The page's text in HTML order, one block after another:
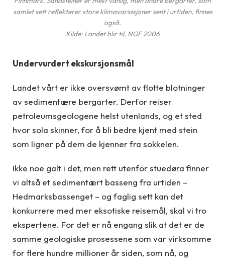
samlet sett reflekterer store klimavariasjoner sent i urtiden, finnes
også.
Kilde: Landet blir til, NGF 2006
Undervurdert ekskursjonsmål
Landet vårt er ikke oversvømt av flotte blotninger
av sedimentære bergarter. Derfor reiser
petroleumsgeologene helst utenlands, og et sted
hvor sola skinner, for å bli bedre kjent med stein
som ligner på dem de kjenner fra sokkelen.
Ikke noe galt i det, men rett utenfor stuedøra finner
vi altså et sedimentært basseng fra urtiden –
Hedmarksbassenget – og faglig sett kan det
konkurrere med mer eksotiske reisemål, skal vi tro
ekspertene. For det er nå engang slik at det er de
samme geologiske prosessene som var virksomme
for flere hundre millioner år siden, som nå, og